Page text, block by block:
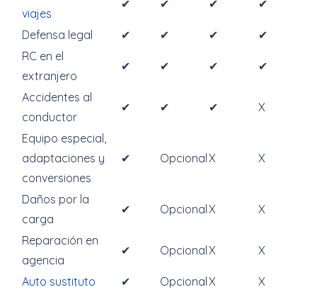
viajes
✔ ✔ ✔ ✔
Defensa legal ✔ ✔ ✔
✔
RC en el
extranjero
✔ ✔ ✔ ✔
Accidentes al
conductor
✔ ✔ ✔ X
Equipo especial,
adaptaciones y
conversiones
✔ OpcionalX X
Daños por la
carga
✔ OpcionalX X
Reparación en
agencia
✔ OpcionalX X
Auto sustituto ✔ OpcionalX X